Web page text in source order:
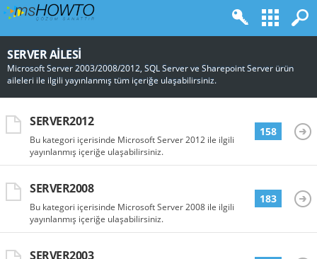
SERVER AILESI
Microsoft Server 2003/2008/2012, SQL Server ve Sharepoint Server ürün
aileleri ile ilgili yayınlanmış tüm içeriğe ulaşabilirsiniz.
SERVER2012
Bu kategori içerisinde Microsoft Server 2012 ile ilgili
yayınlanmış içeriğe ulaşabilirsiniz.
158
SERVER2008
Bu kategori içerisinde Microsoft Server 2008 ile ilgili
yayınlanmış içeriğe ulaşabilirsiniz.
183
SERVER2003